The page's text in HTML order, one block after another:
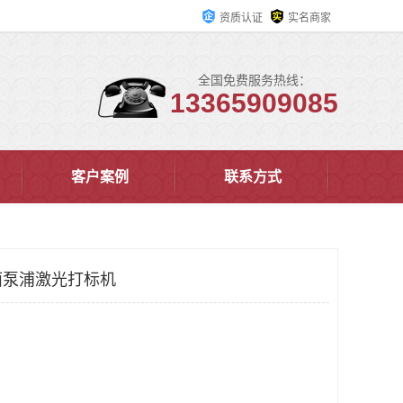
资质认证 实名商家
全国免费服务热线：
13365909085
客户案例 联系方式
浦激光打标机